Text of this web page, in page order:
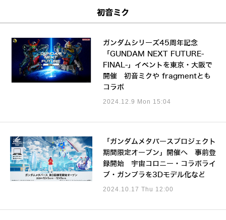
初音ミク
ガンダムシリーズ45周年記念
「GUNDAM NEXT FUTURE-
FINAL-」イベントを東京・大阪で
開催 初音ミクや fragmentとも
コラボ
2024.12.9 Mon 15:04
「ガンダムメタバースプロジェクト
期間限定オープン」開催へ 事前登
録開始 宇宙コロニー・コラボライ
ブ・ガンプラを3Dモデル化など
2024.10.17 Thu 12:00